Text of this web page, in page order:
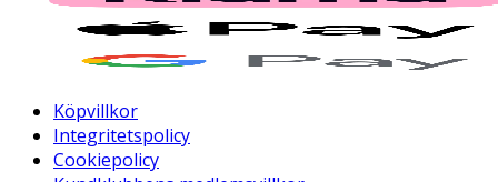
Köpvillkor
Integritetspolicy
Cookiepolicy